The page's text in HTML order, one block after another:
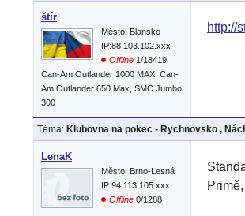
štír
Město: Blansko
IP:88.103.102.xxx
Offline 1/18419
Can-Am Outlander 1000 MAX, Can-
Am Outlander 650 Max, SMC Jumbo
300
http://
Téma: Klubovna na pokec - Rychnovsko ,
LenaK
Město: Brno-Lesná
IP:94.113.105.xxx
Offline 0/1288